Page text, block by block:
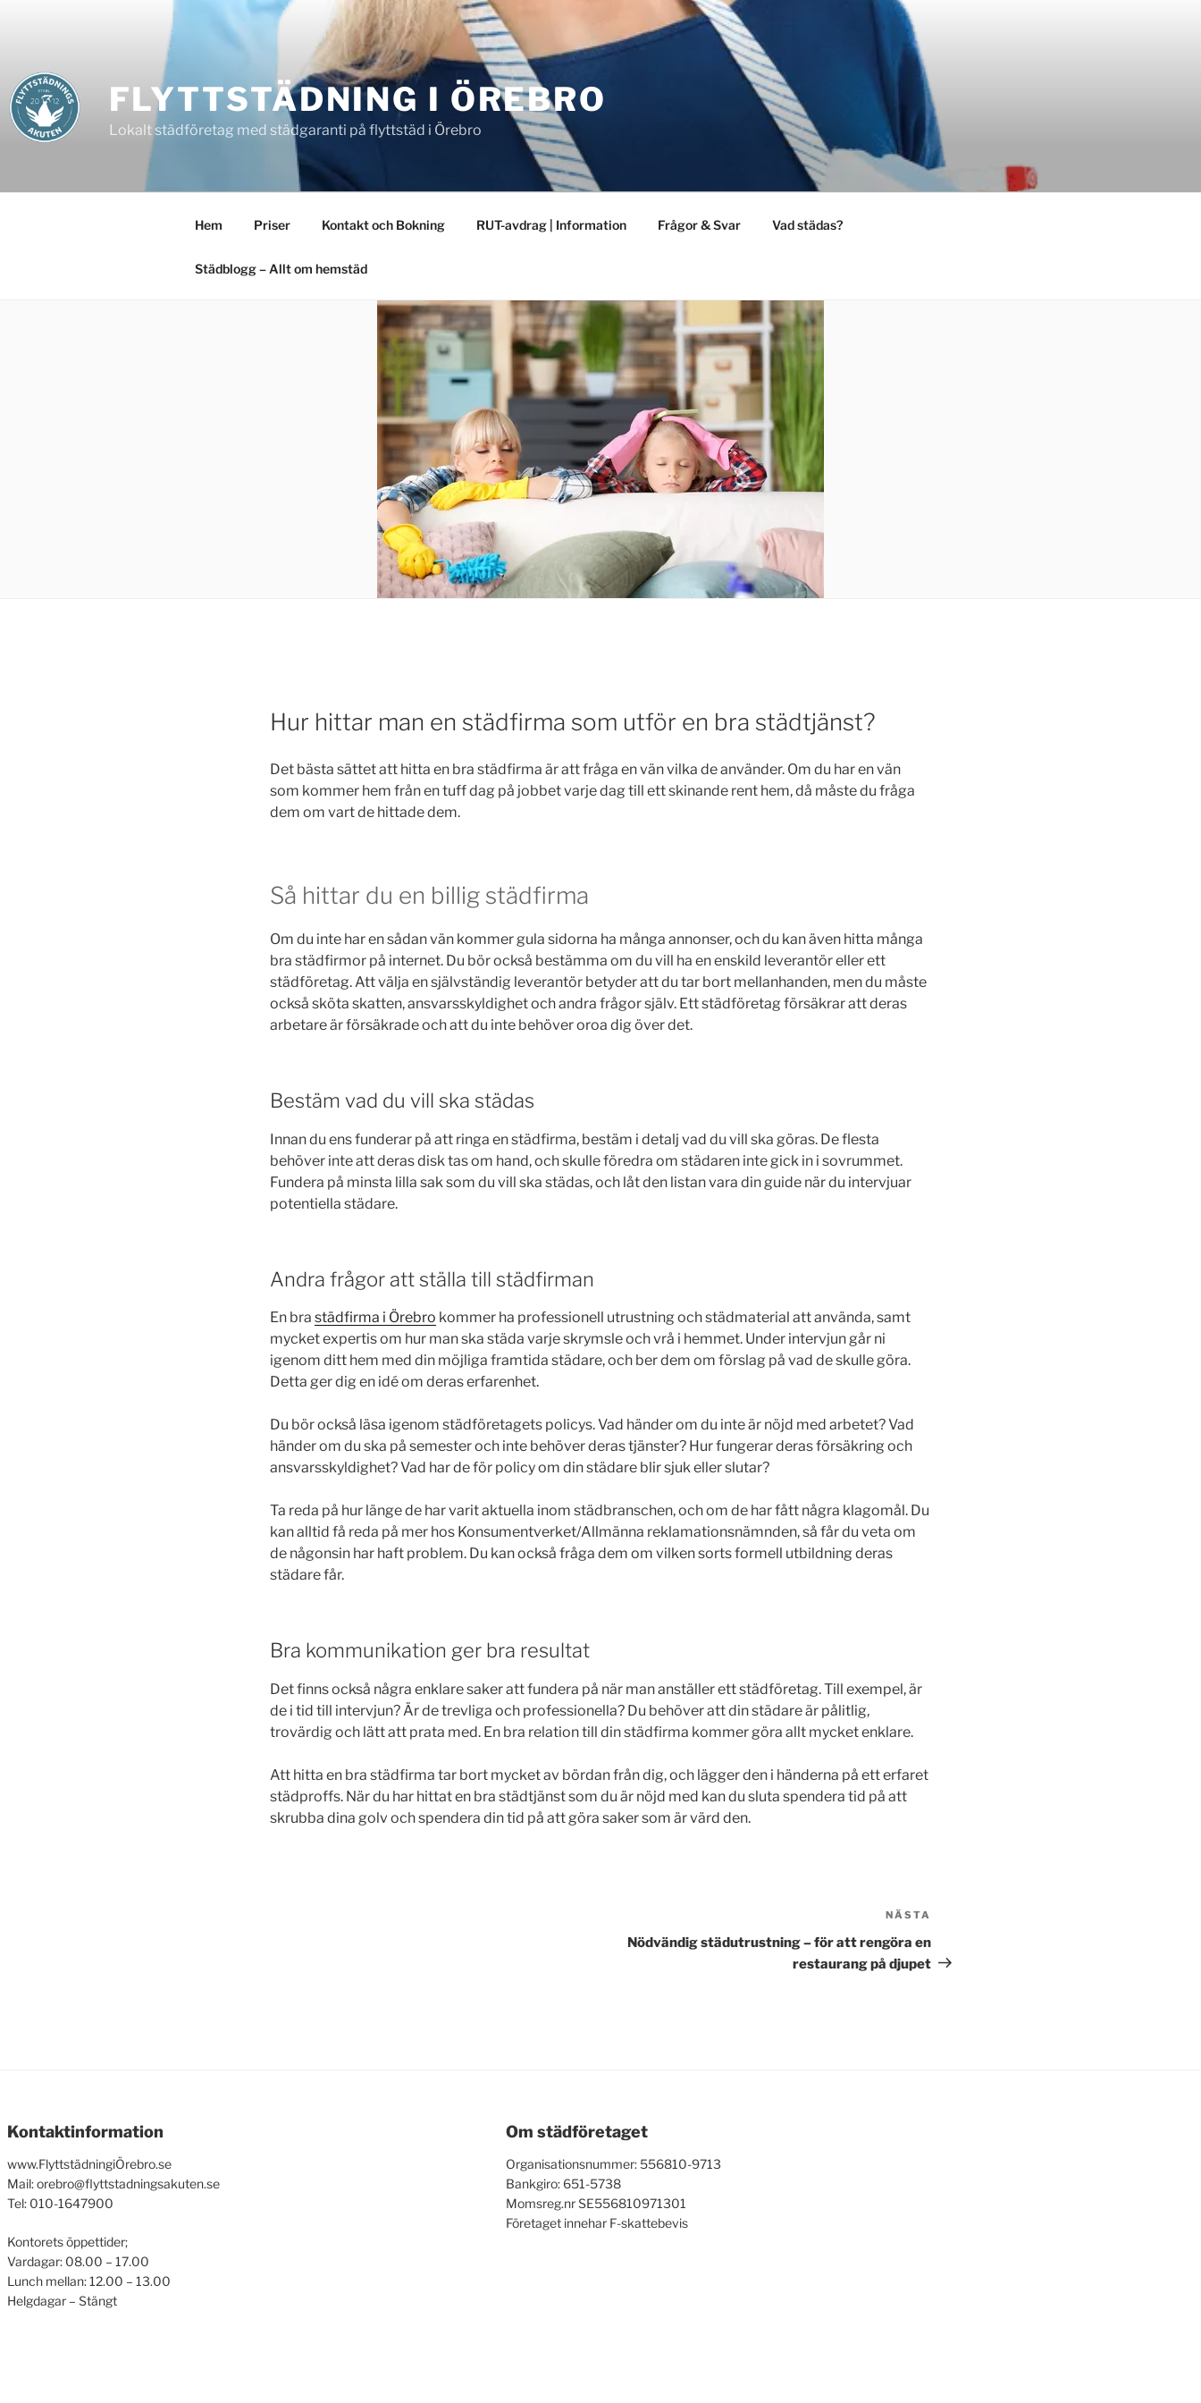
FLYTTSTÄDNING I ÖREBRO
Lokalt städföretag med städgaranti på flyttstäd i Örebro
Hem Priser Kontakt och Bokning RUT-avdrag | Information Frågor & Svar Vad städas?
Städblogg – Allt om hemstäd
Hur hittar man en städfirma som utför en bra städtjänst?
Det bästa sättet att hitta en bra städfirma är att fråga en vän vilka de använder. Om du har en vän
som kommer hem från en tuff dag på jobbet varje dag till ett skinande rent hem, då måste du fråga
dem om vart de hittade dem.
Så hittar du en billig städfirma
Om du inte har en sådan vän kommer gula sidorna ha många annonser, och du kan även hitta många
bra städfirmor på internet. Du bör också bestämma om du vill ha en enskild leverantör eller ett
städföretag. Att välja en självständig leverantör betyder att du tar bort mellanhanden, men du måste
också sköta skatten, ansvarsskyldighet och andra frågor själv. Ett städföretag försäkrar att deras
arbetare är försäkrade och att du inte behöver oroa dig över det.
Bestäm vad du vill ska städas
Innan du ens funderar på att ringa en städfirma, bestäm i detalj vad du vill ska göras. De flesta
behöver inte att deras disk tas om hand, och skulle föredra om städaren inte gick in i sovrummet.
Fundera på minsta lilla sak som du vill ska städas, och låt den listan vara din guide när du intervjuar
potentiella städare.
Andra frågor att ställa till städfirman
En bra städfirma i Örebro kommer ha professionell utrustning och städmaterial att använda, samt
mycket expertis om hur man ska städa varje skrymsle och vrå i hemmet. Under intervjun går ni
igenom ditt hem med din möjliga framtida städare, och ber dem om förslag på vad de skulle göra.
Detta ger dig en idé om deras erfarenhet.
Du bör också läsa igenom städföretagets policys. Vad händer om du inte är nöjd med arbetet? Vad
händer om du ska på semester och inte behöver deras tjänster? Hur fungerar deras försäkring och
ansvarsskyldighet? Vad har de för policy om din städare blir sjuk eller slutar?
Ta reda på hur länge de har varit aktuella inom städbranschen, och om de har fått några klagomål. Du
kan alltid få reda på mer hos Konsumentverket/Allmänna reklamationsnämnden, så får du veta om
de någonsin har haft problem. Du kan också fråga dem om vilken sorts formell utbildning deras
städare får.
Bra kommunikation ger bra resultat
Det finns också några enklare saker att fundera på när man anställer ett städföretag. Till exempel, är
de i tid till intervjun? Är de trevliga och professionella? Du behöver att din städare är pålitlig,
trovärdig och lätt att prata med. En bra relation till din städfirma kommer göra allt mycket enklare.
Att hitta en bra städfirma tar bort mycket av bördan från dig, och lägger den i händerna på ett erfaret
städproffs. När du har hittat en bra städtjänst som du är nöjd med kan du sluta spendera tid på att
skrubba dina golv och spendera din tid på att göra saker som är värd den.
inlägg
NÄSTA
Nödvändig städutrustning – för att rengöra en
restaurang på djupet
Kontaktinformation
www.FlyttstädningiÖrebro.se
Mail: orebro@flyttstadningsakuten.se
Tel: 010-1647900
Kontorets öppettider;
Vardagar: 08.00 – 17.00
Lunch mellan: 12.00 – 13.00
Helgdagar – Stängt
Om städföretaget
Organisationsnummer: 556810-9713
Bankgiro: 651-5738
Momsreg.nr SE556810971301
Företaget innehar F-skattebevis